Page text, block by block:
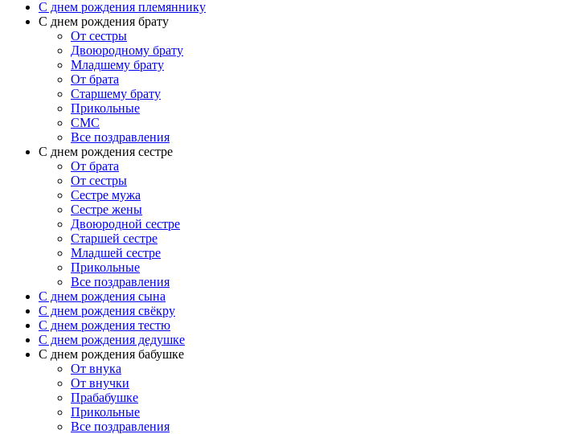
C днем рождения племяннику
C днем рождения брату
От сестры
Двоюродному брату
Младшему брату
От брата
Старшему брату
Прикольные
СМС
Все поздравления
С днем рождения сестре
От брата
От сестры
Сестре мужа
Сестре жены
Двоюродной сестре
Старшей сестре
Младшей сестре
Прикольные
Все поздравления
C днем рождения сына
C днем рождения свёкру
C днем рождения тестю
С днем рождения дедушке
С днем рождения бабушке
От внука
От внучки
Прабабушке
Прикольные
Все поздравления